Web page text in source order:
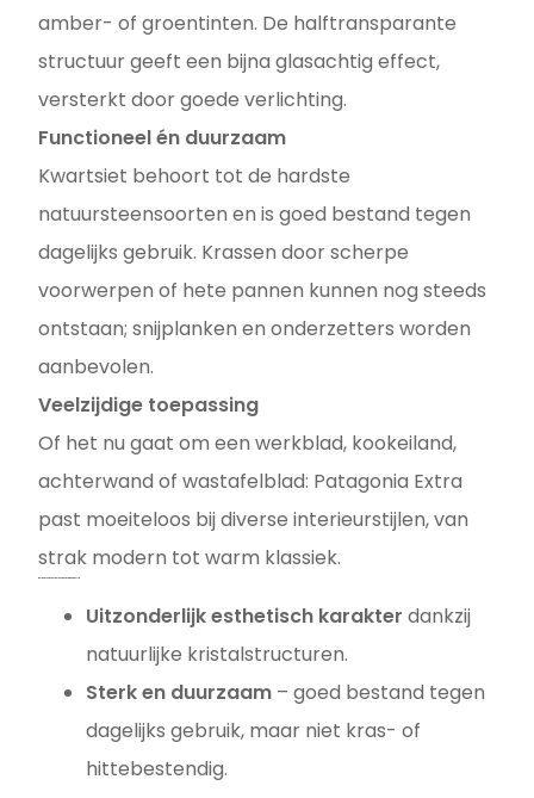
amber- of groentinten. De halftransparante
structuur geeft een bijna glasachtig effect,
versterkt door goede verlichting.
Functioneel én duurzaam
Kwartsiet behoort tot de hardste
natuursteensoorten en is goed bestand tegen
dagelijks gebruik. Krassen door scherpe
voorwerpen of hete pannen kunnen nog steeds
ontstaan; snijplanken en onderzetters worden
aanbevolen.
Veelzijdige toepassing
Of het nu gaat om een werkblad, kookeiland,
achterwand of wastafelblad: Patagonia Extra
past moeiteloos bij diverse interieurstijlen, van
strak modern tot warm klassiek.
Belangrijke voordelen van Patagonia Extra
Uitzonderlijk esthetisch karakter dankzij
natuurlijke kristalstructuren.
Sterk en duurzaam – goed bestand tegen
dagelijks gebruik, maar niet kras- of
hittebestendig.